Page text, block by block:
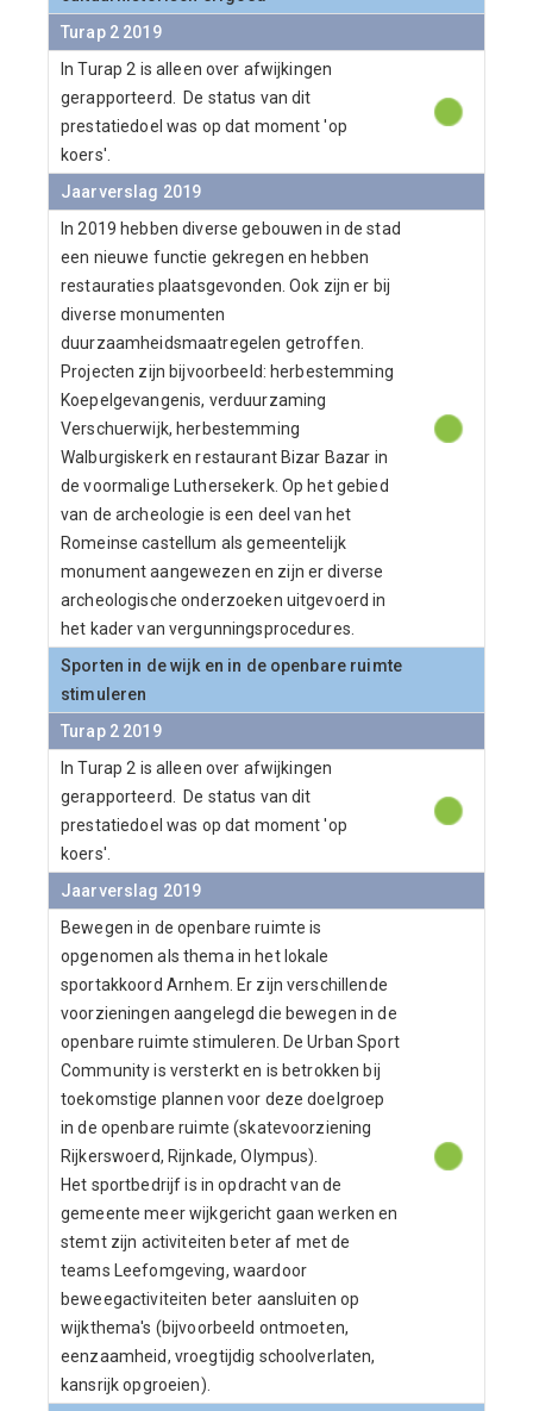
Turap 2 2019
In Turap 2 is alleen over afwijkingen
gerapporteerd. De status van dit
prestatiedoel was op dat moment 'op
koers'.
Jaarverslag 2019
In 2019 hebben diverse gebouwen in de stad
een nieuwe functie gekregen en hebben
restauraties plaatsgevonden. Ook zijn er bij
diverse monumenten
duurzaamheidsmaatregelen getroffen.
Projecten zijn bijvoorbeeld: herbestemming
Koepelgevangenis, verduurzaming
Verschuerwijk, herbestemming
Walburgiskerk en restaurant Bizar Bazar in
de voormalige Luthersekerk. Op het gebied
van de archeologie is een deel van het
Romeinse castellum als gemeentelijk
monument aangewezen en zijn er diverse
archeologische onderzoeken uitgevoerd in
het kader van vergunningsprocedures.
Sporten in de wijk en in de openbare ruimte
stimuleren
Turap 2 2019
In Turap 2 is alleen over afwijkingen
gerapporteerd. De status van dit
prestatiedoel was op dat moment 'op
koers'.
Jaarverslag 2019
Bewegen in de openbare ruimte is
opgenomen als thema in het lokale
sportakkoord Arnhem. Er zijn verschillende
voorzieningen aangelegd die bewegen in de
openbare ruimte stimuleren. De Urban Sport
Community is versterkt en is betrokken bij
toekomstige plannen voor deze doelgroep
in de openbare ruimte (skatevoorziening
Rijkerswoerd, Rijnkade, Olympus).
Het sportbedrijf is in opdracht van de
gemeente meer wijkgericht gaan werken en
stemt zijn activiteiten beter af met de
teams Leefomgeving, waardoor
beweegactiviteiten beter aansluiten op
wijkthema's (bijvoorbeeld ontmoeten,
eenzaamheid, vroegtijdig schoolverlaten,
kansrijk opgroeien).